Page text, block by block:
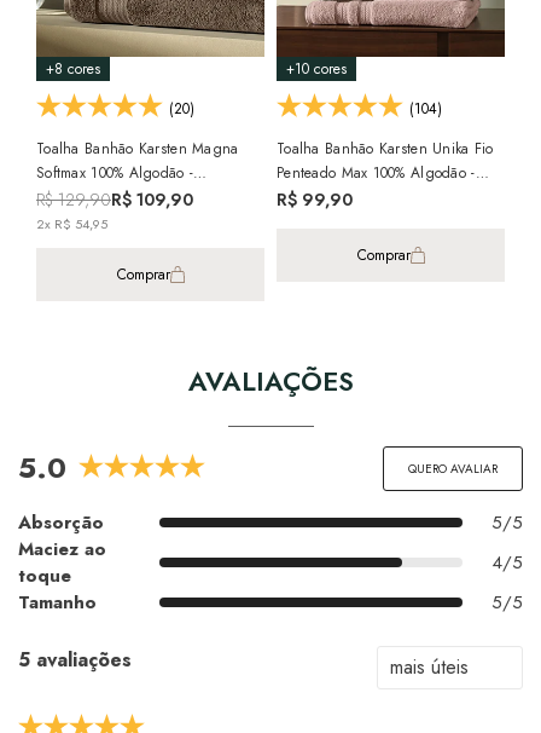
+8 cores
(20)
Toalha Banhão Karsten Magna
Softmax 100% Algodão -
Gramatura: 550 G/m²
R$ 129,90R$ 109,90
2x R$ 54,95
Comprar
+10 cores
(104)
Toalha Banhão Karsten Unika Fio
Penteado Max 100% Algodão -
Gramatura: 500 G/m²
R$ 99,90
Comprar
AVALIAÇÕES
5.0
Absorção
5/5
Maciez ao
toque
4/5
Tamanho
5/5
QUERO AVALIAR
5 avaliações